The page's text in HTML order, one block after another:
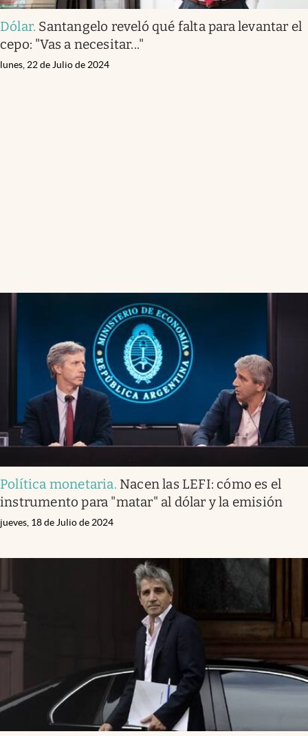
Dólar. Santangelo reveló qué falta para levantar el
cepo: "Vas a necesitar..."
lunes, 22 de Julio de 2024
Política monetaria. Nacen las LEFI: cómo es el
instrumento para "matar" al dólar y la emisión
jueves, 18 de Julio de 2024